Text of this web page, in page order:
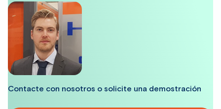
Contacte con nosotros o solicite una demostración